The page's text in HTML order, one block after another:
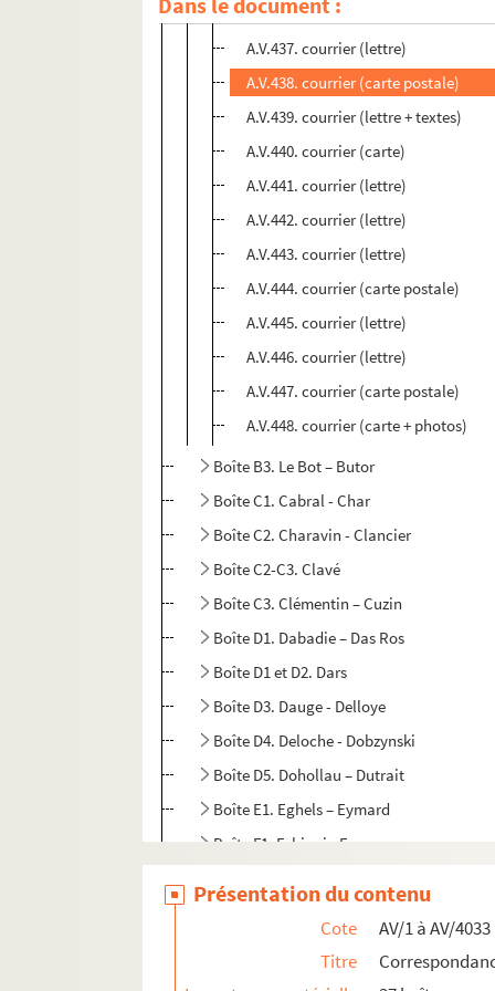
A.V.436. courrier (carte postale)
A.V.437. courrier (lettre)
A.V.438. courrier (carte postale)
A.V.439. courrier (lettre + textes)
A.V.440. courrier (carte)
A.V.441. courrier (lettre)
A.V.442. courrier (lettre)
A.V.443. courrier (lettre)
A.V.444. courrier (carte postale)
A.V.445. courrier (lettre)
A.V.446. courrier (lettre)
A.V.447. courrier (carte postale)
A.V.448. courrier (carte + photos)
Boîte B3. Le Bot – Butor
Boîte C1. Cabral - Char
Boîte C2. Charavin - Clancier
Boîte C2-C3. Clavé
Boîte C3. Clémentin – Cuzin
Boîte D1. Dabadie – Das Ros
Boîte D1 et D2. Dars
Boîte D3. Dauge - Delloye
Boîte D4. Deloche - Dobzynski
Boîte D5. Dohollau – Dutrait
Boîte E1. Eghels – Eymard
Boîte F1. Fabiani - Fagoo
Présentation du contenu
Cote
AV/1 à AV/4033
Titre